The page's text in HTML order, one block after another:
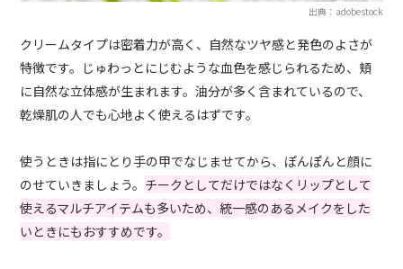
出典：adobestock
クリームタイプは密着力が高く、自然なツヤ感と発色のよさが
特徴です。じゅわっとにじむような血色を感じられるため、頬
に自然な立体感が生まれます。油分が多く含まれているので、
乾燥肌の人でも心地よく使えるはずです。
使うときは指にとり手の甲でなじませてから、ぽんぽんと顔に
のせていきましょう。 チークとしてだけではなくリップとして
使えるマルチアイテムも多いため、統一感のあるメイクをした
いときにもおすすめです。